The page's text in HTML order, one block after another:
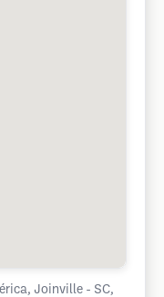
Joinville - SC,